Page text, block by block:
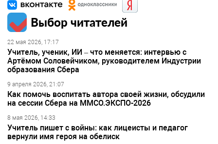
Выбор читателей
22 мая 2026, 17:17
Учитель, ученик, ИИ – что меняется: интервью с
Артёмом Соловейчиком, руководителем Индустрии
образования Сбера
9 апреля 2026, 21:07
Как помочь воспитать автора своей жизни, обсудили
на сессии Сбера на ММСО.ЭКСПО-2026
8 мая 2026, 14:33
Учитель пишет с войны: как лицеисты и педагог
вернули имя героя на обелиск